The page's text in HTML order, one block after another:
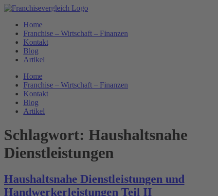
Zum
springenHome
Franchise – Wirtschaft – Finanzen
Kontakt
Blog
Artikel
Home
Franchise – Wirtschaft – Finanzen
Kontakt
Blog
Artikel
Schlagwort: Haushaltsnahe
Dienstleistungen
Haushaltsnahe Dienstleistungen und
Handwerkerleistungen Teil II